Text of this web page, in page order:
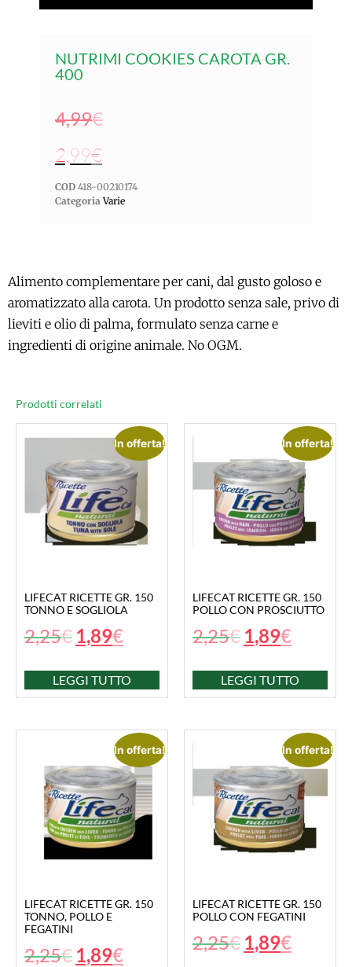
NUTRIMI COOKIES CAROTA GR.
400
4,99€
2,99€
COD 418-00210174
Categoria Varie
Alimento complementare per cani, dal gusto goloso e
aromatizzato alla carota. Un prodotto senza sale, privo di
lieviti e olio di palma, formulato senza carne e
ingredienti di origine animale. No OGM.
Prodotti correlati
In offerta!
LIFECAT RICETTE GR. 150
TONNO E SOGLIOLA
2,25€ 1,89€
LEGGI TUTTO
In offerta!
LIFECAT RICETTE GR. 150
POLLO CON PROSCIUTTO
2,25€ 1,89€
LEGGI TUTTO
In offerta!
LIFECAT RICETTE GR. 150
TONNO, POLLO E
FEGATINI
2,25€ 1,89€
In offerta!
LIFECAT RICETTE GR. 150
POLLO CON FEGATINI
2,25€ 1,89€